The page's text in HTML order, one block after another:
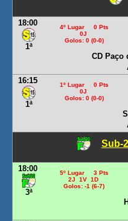
18:00
1ª
4º Lugar 0 Pts
0J
Golos: 0 (0-0)
CD Paço
16:15
1ª
1º Lugar 0 Pts
0J
Golos: 0 (0-0)
Sub-
18:00
3ª
5º Lugar 3 Pts
2J 1V 1D
Golos: -1 (6-7)